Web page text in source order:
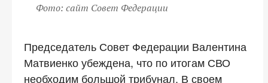
Фото: сайт Совет Федерации
Председатель Совет Федерации Валентина
Матвиенко убеждена, что по итогам СВО
необходим большой трибунал. В своем